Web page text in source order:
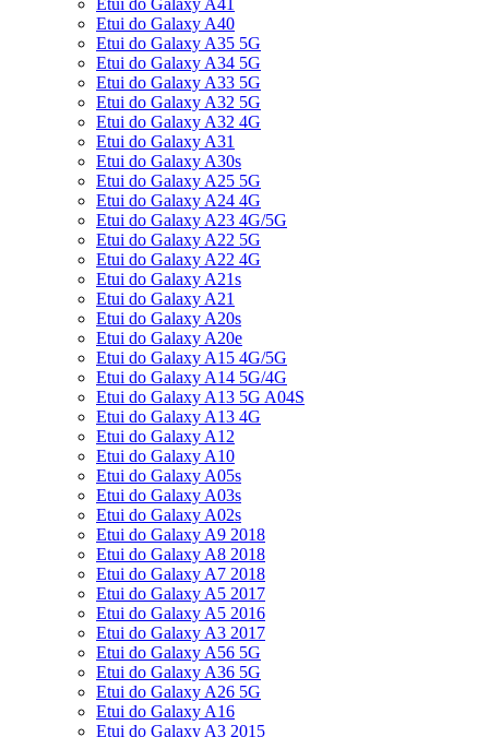
Etui do Galaxy A41
Etui do Galaxy A40
Etui do Galaxy A35 5G
Etui do Galaxy A34 5G
Etui do Galaxy A33 5G
Etui do Galaxy A32 5G
Etui do Galaxy A32 4G
Etui do Galaxy A31
Etui do Galaxy A30s
Etui do Galaxy A25 5G
Etui do Galaxy A24 4G
Etui do Galaxy A23 4G/5G
Etui do Galaxy A22 5G
Etui do Galaxy A22 4G
Etui do Galaxy A21s
Etui do Galaxy A21
Etui do Galaxy A20s
Etui do Galaxy A20e
Etui do Galaxy A15 4G/5G
Etui do Galaxy A14 5G/4G
Etui do Galaxy A13 5G A04S
Etui do Galaxy A13 4G
Etui do Galaxy A12
Etui do Galaxy A10
Etui do Galaxy A05s
Etui do Galaxy A03s
Etui do Galaxy A02s
Etui do Galaxy A9 2018
Etui do Galaxy A8 2018
Etui do Galaxy A7 2018
Etui do Galaxy A5 2017
Etui do Galaxy A5 2016
Etui do Galaxy A3 2017
Etui do Galaxy A56 5G
Etui do Galaxy A36 5G
Etui do Galaxy A26 5G
Etui do Galaxy A16
Etui do Galaxy A3 2015